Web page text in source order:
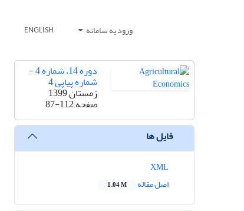
ورود به سامانه ENGLISH
دوره 14، شماره 4 -
شماره پیاپی 4
زمستان 1399
صفحه87-112
فایل ها
اصل مقاله
1.04 M